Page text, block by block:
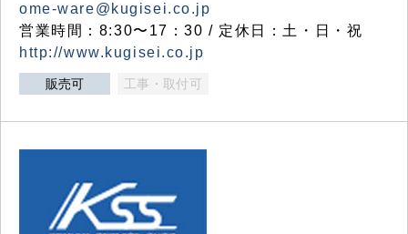
ome-ware@kugisei.co.jp
営業時間：8:30〜17：30 / 定休日：土・日・祝
http://www.kugisei.co.jp
販売可 工事・取付可